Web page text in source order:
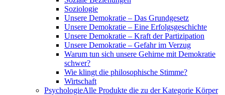
Soziologie
Unsere Demokratie – Das Grundgesetz
Unsere Demokratie – Eine Erfolgsgeschichte
Unsere Demokratie – Kraft der Partizipation
Unsere Demokratie – Gefahr im Verzug
Warum tun sich unsere Gehirne mit Demokratie
schwer?
Wie klingt die philosophische Stimme?
Wirtschaft
PsychologieAlle Produkte die zu der Kategorie Körper